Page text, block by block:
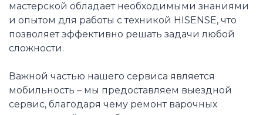
мастерской обладает необходимыми знаниями
и опытом для работы с техникой HISENSE, что
позволяет эффективно решать задачи любой
сложности.
Важной частью нашего сервиса является
мобильность – мы предоставляем выездной
сервис, благодаря чему ремонт варочных